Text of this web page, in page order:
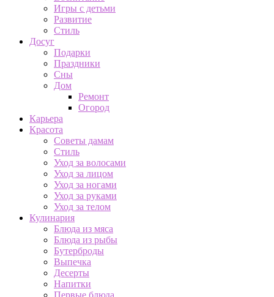
Игры с детьми
Развитие
Стиль
Досуг
Подарки
Праздники
Сны
Дом
Ремонт
Огород
Карьера
Красота
Советы дамам
Стиль
Уход за волосами
Уход за лицом
Уход за ногами
Уход за руками
Уход за телом
Кулинария
Блюда из мяса
Блюда из рыбы
Бутерброды
Выпечка
Десерты
Напитки
Первые блюда